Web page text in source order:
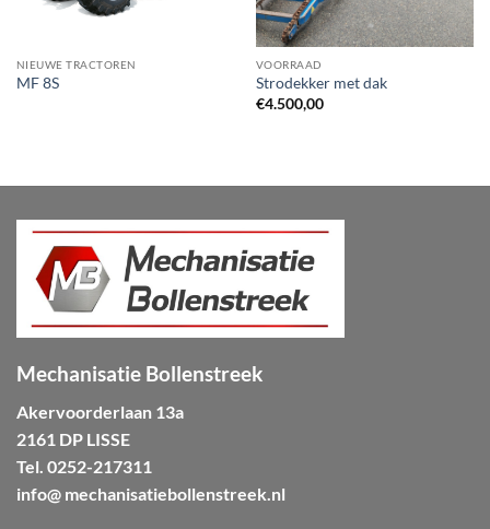
NIEUWE TRACTOREN
MF 8S
VOORRAAD
Strodekker met dak
€4.500,00
Mechanisatie Bollenstreek
Akervoorderlaan 13a
2161 DP LISSE
Tel. 0252-217311
info@ mechanisatiebollenstreek.nl